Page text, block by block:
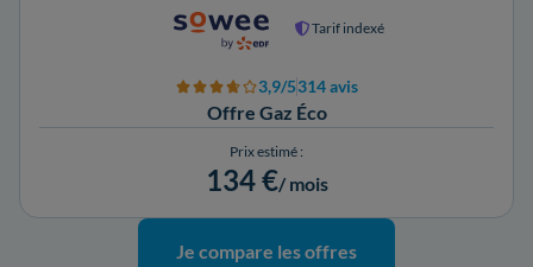
Offre Gaz Éco
Tarif indexé
3,9/5314 avis
Prix estimé :
134 €/ mois
Je compare les offres